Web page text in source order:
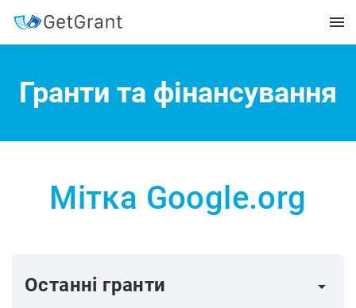
Гранти та фінансування
Мітка Google.org
Останні гранти arrow_right